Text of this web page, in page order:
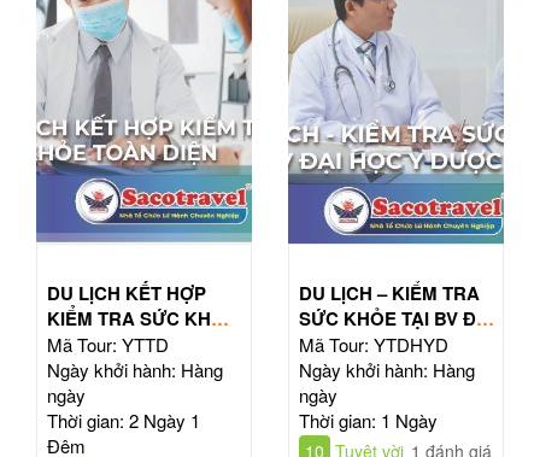
DU LỊCH KẾT HỢP
KIỂM TRA SỨC KHỎE
TOÀN DIỆN
Mã Tour: YTTD
Ngày khởi hành: Hàng
ngày
Thời gian: 2 Ngày 1
Đêm
DU LỊCH – KIỂM TRA
SỨC KHỎE TẠI BV ĐẠI
HỌC Y DƯỢC TPHCM
Mã Tour: YTDHYD
Ngày khởi hành: Hàng
ngày
Thời gian: 1 Ngày
10 Tuyệt vời 1 đánh giá